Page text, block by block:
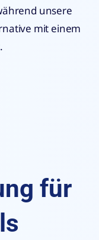
unsere
mit einem
für